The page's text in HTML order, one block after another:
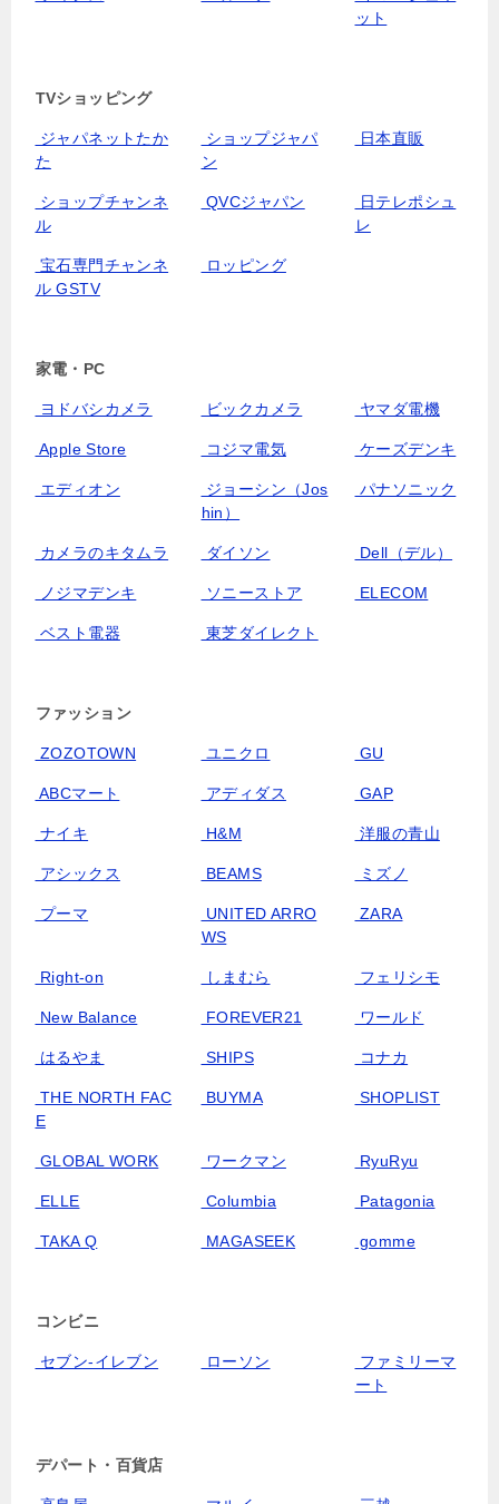
ット
TVショッピング
ジャパネットたか
た
ショップジャパ
ン
日本直販
ショップチャンネ
ル
QVCジャパン
日テレポシュ
レ
宝石専門チャンネ
ル GSTV
ロッピング
家電・PC
ヨドバシカメラ ビックカメラ ヤマダ電機
Apple Store コジマ電気 ケーズデンキ
エディオン
ジョーシン（Jos
hin）
パナソニック
カメラのキタムラ ダイソン Dell（デル）
ノジマデンキ ソニーストア ELECOM
ベスト電器 東芝ダイレクト
ファッション
ZOZOTOWN ユニクロ GU
ABCマート アディダス GAP
ナイキ H&M 洋服の青山
アシックス BEAMS ミズノ
プーマ
UNITED ARRO
WS
ZARA
Right-on しまむら フェリシモ
New Balance FOREVER21 ワールド
はるやま SHIPS コナカ
THE NORTH FAC
E
BUYMA SHOPLIST
GLOBAL WORK ワークマン RyuRyu
ELLE Columbia Patagonia
TAKA Q MAGASEEK gomme
コンビニ
セブン‐イレブン ローソン
ファミリーマ
ート
デパート・百貨店